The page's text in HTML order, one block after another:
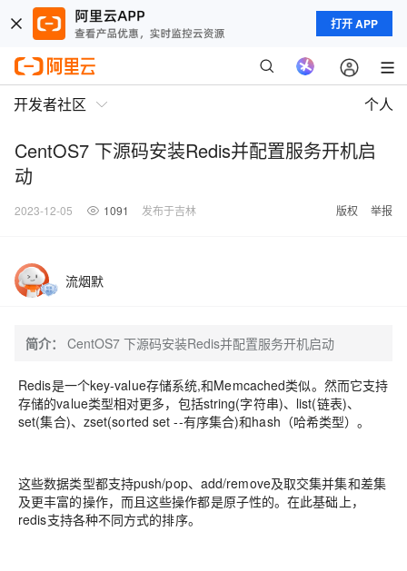
打开 APP
开发者社区 个人
CentOS7 下源码安装Redis并配置服务开机启
动
2023-12-05 1091 发布于吉林 版权 举报
流烟默
简介： CentOS7 下源码安装Redis并配置服务开机启动
Redis是一个key-value存储系统,和Memcached类似。然而它支持
存储的value类型相对更多，包括string(字符串)、list(链表)、
set(集合)、zset(sorted set --有序集合)和hash（哈希类型）。
这些数据类型都支持push/pop、add/remove及取交集并集和差集
及更丰富的操作，而且这些操作都是原子性的。在此基础上，
redis支持各种不同方式的排序。